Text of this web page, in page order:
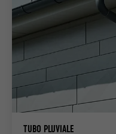
TUBO PLUVIALE
SCOPO
Registra
per
NOME
PROVIDER